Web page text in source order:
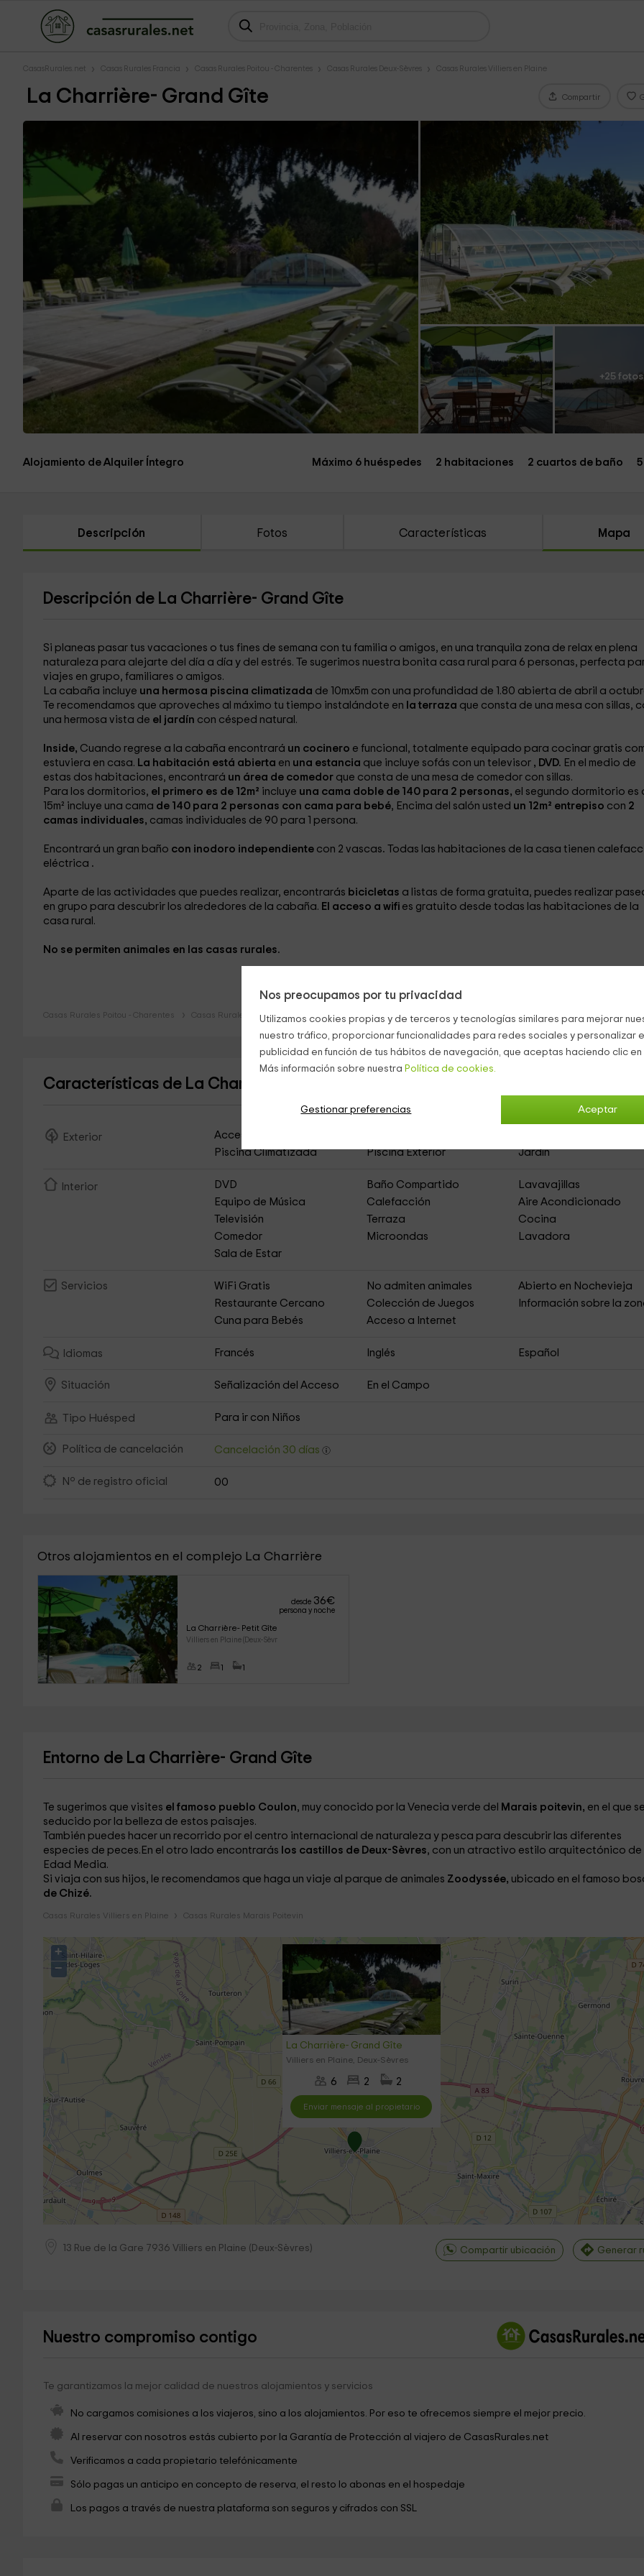
Nos preocupamos por tu privacidad
Utilizamos cookies propias y de terceros y tecnologías similares para mejorar
nuestro tráfico, proporcionar funcionalidades para redes sociales y personalizar
publicidad en función de tus hábitos de navegación, que aceptas haciendo clic
Más información sobre nuestra Política de cookies.
Aceptar
Gestionar preferencias
CasasRurales.net Casas Rurales Francia Casas Rurales Poitou - Charentes Casas Rurales Deux-Sèvres Casas Rurales Villiers en Plaine
La Charrière- Grand Gîte Compartir
+25 fotos
Alojamiento de Alquiler Íntegro Máximo 6 huéspedes 2 habitaciones 2 cuartos de baño
Descripción Fotos Características Mapa
Descripción de La Charrière- Grand Gîte
Si planeas pasar tus vacaciones o tus fines de semana con tu familia o amigos, en una tranquila zona de relax en plena
naturaleza para alejarte del día a día y del estrés. Te sugerimos nuestra bonita casa rural para 6 personas, perfecta
viajes en grupo, familiares o amigos.
La cabaña incluye una hermosa piscina climatizada de 10mx5m con una profundidad de 1.80 abierta de abril a
Te recomendamos que aproveches al máximo tu tiempo instalándote en la terraza que consta de una mesa con sillas,
una hermosa vista de el jardín con césped natural.
Inside, Cuando regrese a la cabaña encontrará un cocinero e funcional, totalmente equipado para cocinar gratis
estuviera en casa. La habitación está abierta en una estancia que incluye sofás con un televisor , DVD. En el medio de
estas dos habitaciones, encontrará un área de comedor que consta de una mesa de comedor con sillas.
Para los dormitorios, el primero es de 12m² incluye una cama doble de 140 para 2 personas, el segundo dormitorio es
15m² incluye una cama de 140 para 2 personas con cama para bebé, Encima del salón usted un 12m² entrepiso con 2
camas individuales, camas individuales de 90 para 1 persona.
Encontrará un gran baño con inodoro independiente con 2 vascas.
Todas las habitaciones de la casa tienen
eléctrica .
Aparte de las actividades que puedes realizar, encontrarás bicicletas a listas de forma gratuita, puedes realizar
en grupo para descubrir los alrededores de la cabaña. El acceso a wifi es gratuito desde todas las habitaciones de la
casa rural.
No se permiten animales en las casas rurales.
Casas Rurales Poitou - Charentes Casas Rurales Deux-Sèvres
Características de La Charrière- Grand Gîte
Exterior Acceso Asfaltado
Piscina Climatizada
Piscina Exterior Jardín
Interior DVD Baño Compartido
Lavavajillas
Equipo de Música
Calefacción
Aire Acondicionado
Televisión
Terraza
Cocina
Comedor
Microondas
Lavadora
Sala de Estar
Servicios WiFi Gratis No admiten animales
Abierto en Nochevieja
Restaurante Cercano
Colección de Juegos
Información sobre la
Cuna para Bebés
Acceso a Internet
Idiomas Francés Inglés Español
Situación Señalización del Acceso En el Campo
Tipo Huésped Para ir con Niños
Política de cancelación Cancelación 30 días
Nº de registro oficial 00
Otros alojamientos en el complejo La Charrière
desde 36€
persona y noche
La Charrière- Petit Gîte
Villiers en Plaine (Deux-Sèvr
2 1 1
Entorno de La Charrière- Grand Gîte
Te sugerimos que visites el famoso pueblo Coulon, muy conocido por la Venecia verde del Marais poitevin, en el que
seducido por la belleza de estos paisajes.
También puedes hacer un recorrido por el centro internacional de naturaleza y pesca para descubrir las diferentes
especies de peces.En el otro lado encontrarás los castillos de Deux-Sèvres, con un atractivo estilo arquitectónico de
Edad Media.
Si viaja con sus hijos, le recomendamos que haga un viaje al parque de animales Zoodyssée, ubicado en el famoso
de Chizé.
Casas Rurales Villiers en Plaine Casas Rurales Marais Poitevin
La Charrière- Grand Gîte
Villiers en Plaine, Deux-Sèvres
6 2 2
Enviar mensaje al propietario
+
−
13 Rue de la Gare 7936 Villiers en Plaine ( Deux-Sèvres) Compartir ubicación Generar
Nuestro compromiso contigo
Te garantizamos la mejor calidad de nuestros alojamientos y servicios
No cargamos comisiones a los viajeros, sino a los alojamientos. Por eso te ofrecemos siempre el mejor precio.
Al reservar con nosotros estás cubierto por la Garantía de Protección al viajero de CasasRurales.net
Verificamos a cada propietario telefónicamente
Sólo pagas un anticipo en concepto de reserva, el resto lo abonas en el hospedaje
Los pagos a través de nuestra plataforma son seguros y cifrados con SSL